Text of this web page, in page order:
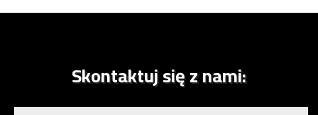
Skontaktuj się z nami: